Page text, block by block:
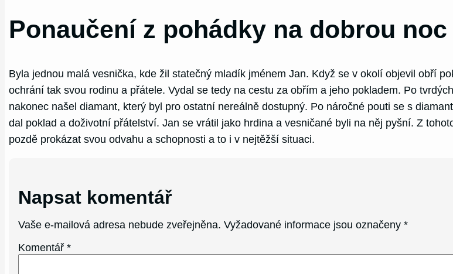
Ponaučení z pohádky na dobrou noc
Byla jednou malá vesnička, kde žil statečný mladík jménem Jan. Když se v okolí objevil obří
ochrání tak svou rodinu a přátele. Vydal se tedy na cestu za obřím a jeho pokladem. Po
nakonec našel diamant, který byl pro ostatní nereálně dostupný. Po náročné pouti se s
dal poklad a doživotní přátelství. Jan se vrátil jako hrdina a vesničané byli na něj pyšní. Z
pozdě prokázat svou odvahu a schopnosti a to i v nejtěžší situaci.
Napsat komentář
Vaše e-mailová adresa nebude zveřejněna. Vyžadované informace jsou označeny*
Komentář*